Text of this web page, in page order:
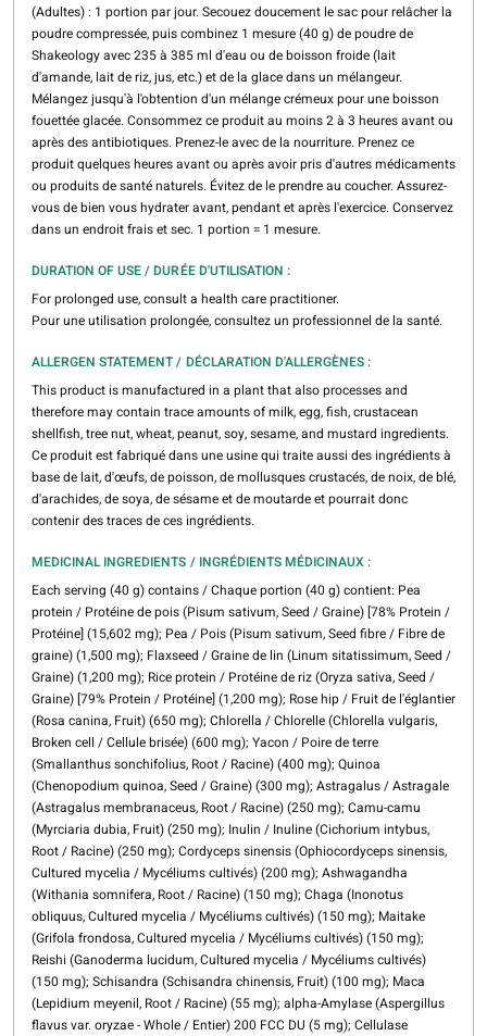
(Adultes) : 1 portion par jour. Secouez doucement le sac pour relâcher la
poudre compressée, puis combinez 1 mesure (40 g) de poudre de
Shakeology avec 235 à 385 ml d'eau ou de boisson froide (lait
d'amande, lait de riz, jus, etc.) et de la glace dans un mélangeur.
Mélangez jusqu'à l'obtention d'un mélange crémeux pour une boisson
fouettée glacée. Consommez ce produit au moins 2 à 3 heures avant ou
après des antibiotiques. Prenez-le avec de la nourriture. Prenez ce
produit quelques heures avant ou après avoir pris d'autres médicaments
ou produits de santé naturels. Évitez de le prendre au coucher. Assurez-
vous de bien vous hydrater avant, pendant et après l'exercice. Conservez
dans un endroit frais et sec. 1 portion = 1 mesure.
DURATION OF USE / DURÉE D'UTILISATION :
For prolonged use, consult a health care practitioner.
Pour une utilisation prolongée, consultez un professionnel de la santé.
ALLERGEN STATEMENT / DÉCLARATION D'ALLERGÈNES :
This product is manufactured in a plant that also processes and
therefore may contain trace amounts of milk, egg, fish, crustacean
shellfish, tree nut, wheat, peanut, soy, sesame, and mustard ingredients.
Ce produit est fabriqué dans une usine qui traite aussi des ingrédients à
base de lait, d'œufs, de poisson, de mollusques crustacés, de noix, de blé,
d'arachides, de soya, de sésame et de moutarde et pourrait donc
contenir des traces de ces ingrédients.
MEDICINAL INGREDIENTS / INGRÉDIENTS MÉDICINAUX :
Each serving (40 g) contains / Chaque portion (40 g) contient: Pea
protein / Protéine de pois (Pisum sativum, Seed / Graine) [78% Protein /
Protéine] (15,602 mg); Pea / Pois (Pisum sativum, Seed fibre / Fibre de
graine) (1,500 mg); Flaxseed / Graine de lin (Linum sitatissimum, Seed /
Graine) (1,200 mg); Rice protein / Protéine de riz (Oryza sativa, Seed /
Graine) [79% Protein / Protéine] (1,200 mg); Rose hip / Fruit de l'églantier
(Rosa canina, Fruit) (650 mg); Chlorella / Chlorelle (Chlorella vulgaris,
Broken cell / Cellule brisée) (600 mg); Yacon / Poire de terre
(Smallanthus sonchifolius, Root / Racine) (400 mg); Quinoa
(Chenopodium quinoa, Seed / Graine) (300 mg); Astragalus / Astragale
(Astragalus membranaceus, Root / Racine) (250 mg); Camu-camu
(Myrciaria dubia, Fruit) (250 mg); Inulin / Inuline (Cichorium intybus,
Root / Racine) (250 mg); Cordyceps sinensis (Ophiocordyceps sinensis,
Cultured mycelia / Mycéliums cultivés) (200 mg); Ashwagandha
(Withania somnifera, Root / Racine) (150 mg); Chaga (Inonotus
obliquus, Cultured mycelia / Mycéliums cultivés) (150 mg); Maitake
(Grifola frondosa, Cultured mycelia / Mycéliums cultivés) (150 mg);
Reishi (Ganoderma lucidum, Cultured mycelia / Mycéliums cultivés)
(150 mg); Schisandra (Schisandra chinensis, Fruit) (100 mg); Maca
(Lepidium meyenil, Root / Racine) (55 mg); alpha-Amylase (Aspergillus
flavus var. oryzae - Whole / Entier) 200 FCC DU (5 mg); Cellulase